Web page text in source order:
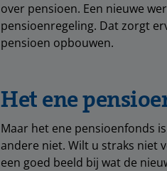
over pensioen. Een nieuwe
pensioenregeling. Dat zorgt
pensioen opbouwen.
Het ene
Maar het ene pensioenfonds
andere niet. Wilt u straks niet
een goed beeld bij wat de